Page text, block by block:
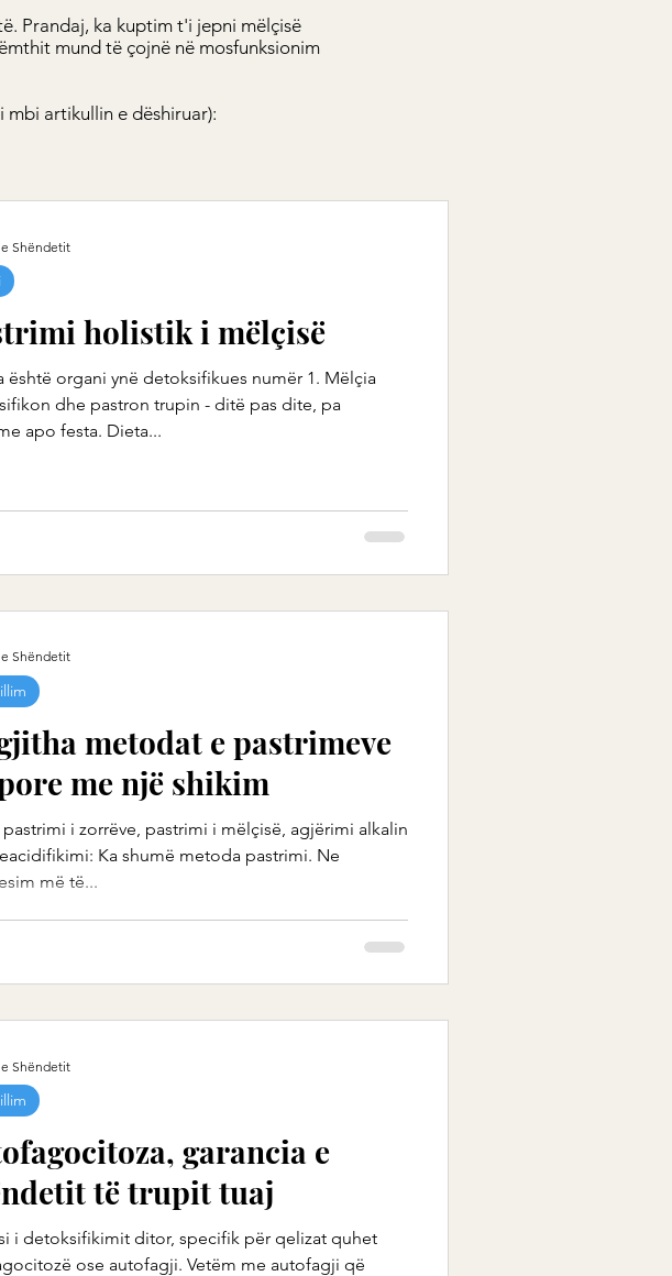
Prandaj, ka kuptim t'i jepni mëlçisë
mund të çojnë në mosfunksionim
artikullin e dëshiruar):
holistik i mëlçisë
është organi ynë detoksifikues numër 1. Mëlçia
dhe pastron trupin - ditë pas dite, pa
apo festa. Dieta...
Shëndetit
metodat e pastrimeve
me një shikim
i zorrëve, pastrimi i mëlçisë, agjërimi alkalin
Ka shumë metoda pastrimi. Ne
më të...
Shëndetit
garancia e
të trupit tuaj
i detoksifikimit ditor, specifik për qelizat quhet
ose autofagji. Vetëm me autofagji që
Shëndetit